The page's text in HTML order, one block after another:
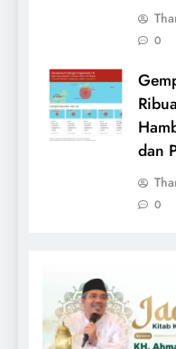
0
dan
0